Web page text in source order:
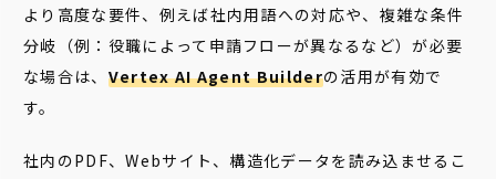
より高度な要件、例えば社内用語への対応や、複雑な条件
分岐（例：役職によって申請フローが異なるなど）が必要
な場合は、 Vertex AI Agent Builderの活用が有効で
す。
社内のPDF、Webサイト、構造化データを読み込ませるこ